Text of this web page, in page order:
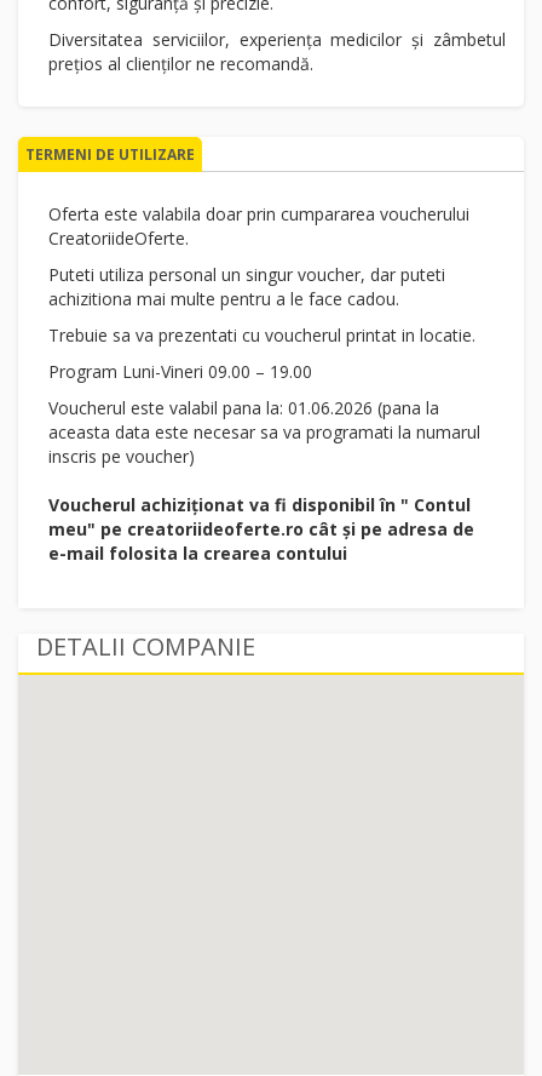
Diversitatea serviciilor, experiența medicilor și zâmbetul
prețios al clienților ne recomandă.
TERMENI DE UTILIZARE
Oferta este valabila doar prin cumpararea voucherului
CreatoriideOferte.
Puteti utiliza personal un singur voucher, dar puteti
achizitiona mai multe pentru a le face cadou.
Trebuie sa va prezentati cu voucherul printat in locatie.
Program Luni-Vineri 09.00 – 19.00
Voucherul este valabil pana la: 01.06.2026 (pana la
aceasta data este necesar sa va programati la numarul
inscris pe voucher)
Voucherul achiziționat va fi disponibil în " Contul
meu" pe creatoriideoferte.ro cât și pe adresa de
e-mail folosita la crearea contului
DETALII COMPANIE